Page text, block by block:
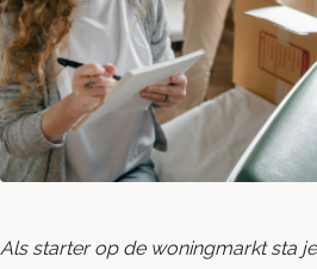
Blog
Contact opnemen
Als starter op de woningmarkt sta